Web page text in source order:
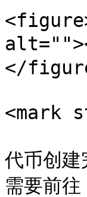
</
<mark
代币创建
需要前